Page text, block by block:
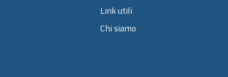
Link utili
Chi siamo